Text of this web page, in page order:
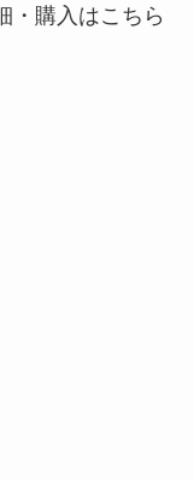
・購入はこちら